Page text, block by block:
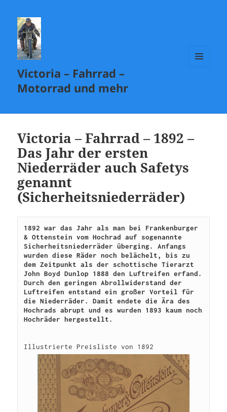
Victoria – Fahrrad –
Motorrad und mehr
Victoria – Fahrrad – 1892 –
Das Jahr der ersten
Niederräder auch Safetys
genannt
(Sicherheitsniederräder)
1892 war das Jahr als man bei Frankenburger
& Ottenstein vom Hochrad auf sogenannte
Sicherheitsniederräder überging. Anfangs
wurden diese Räder noch belächelt, bis zu
dem Zeitpunkt als der schottische Tierarzt
John Boyd Dunlop 1888 den Luftreifen erfand.
Durch den geringen Abrollwiderstand der
Luftreifen entstand ein großer Vorteil für
die Niederräder. Damit endete die Ära des
Hochrads abrupt und es wurden 1893 kaum noch
Hochräder hergestellt.
Illustrierte Preisliste von 1892